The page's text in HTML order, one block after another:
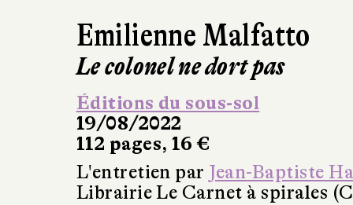
Emilienne Malfatto
Le colonel ne dort pas
Éditions du sous-sol
19/08/2022
112 pages, 16 €
L'entretien par Jean-Baptiste
Librairie Le Carnet à spirales